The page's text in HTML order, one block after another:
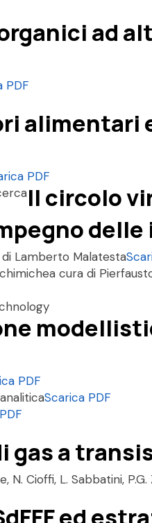
ad
PDF
alimentari
PDF
Il circolo
Lamberto Malatesta
a cura di
PDF
Scarica PDF
gas a
N. Cioffi, L. Sabbatini,